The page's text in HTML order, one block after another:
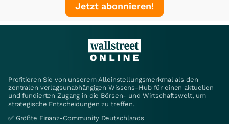
Jetzt abonnieren!
Profitieren Sie von unserem Alleinstellungsmerkmal als den
zentralen verlagsunabhängigen Wissens-Hub für einen aktuellen
und fundierten Zugang in die Börsen- und Wirtschaftswelt, um
strategische Entscheidungen zu treffen.
✅ Größte Finanz-Community Deutschlands